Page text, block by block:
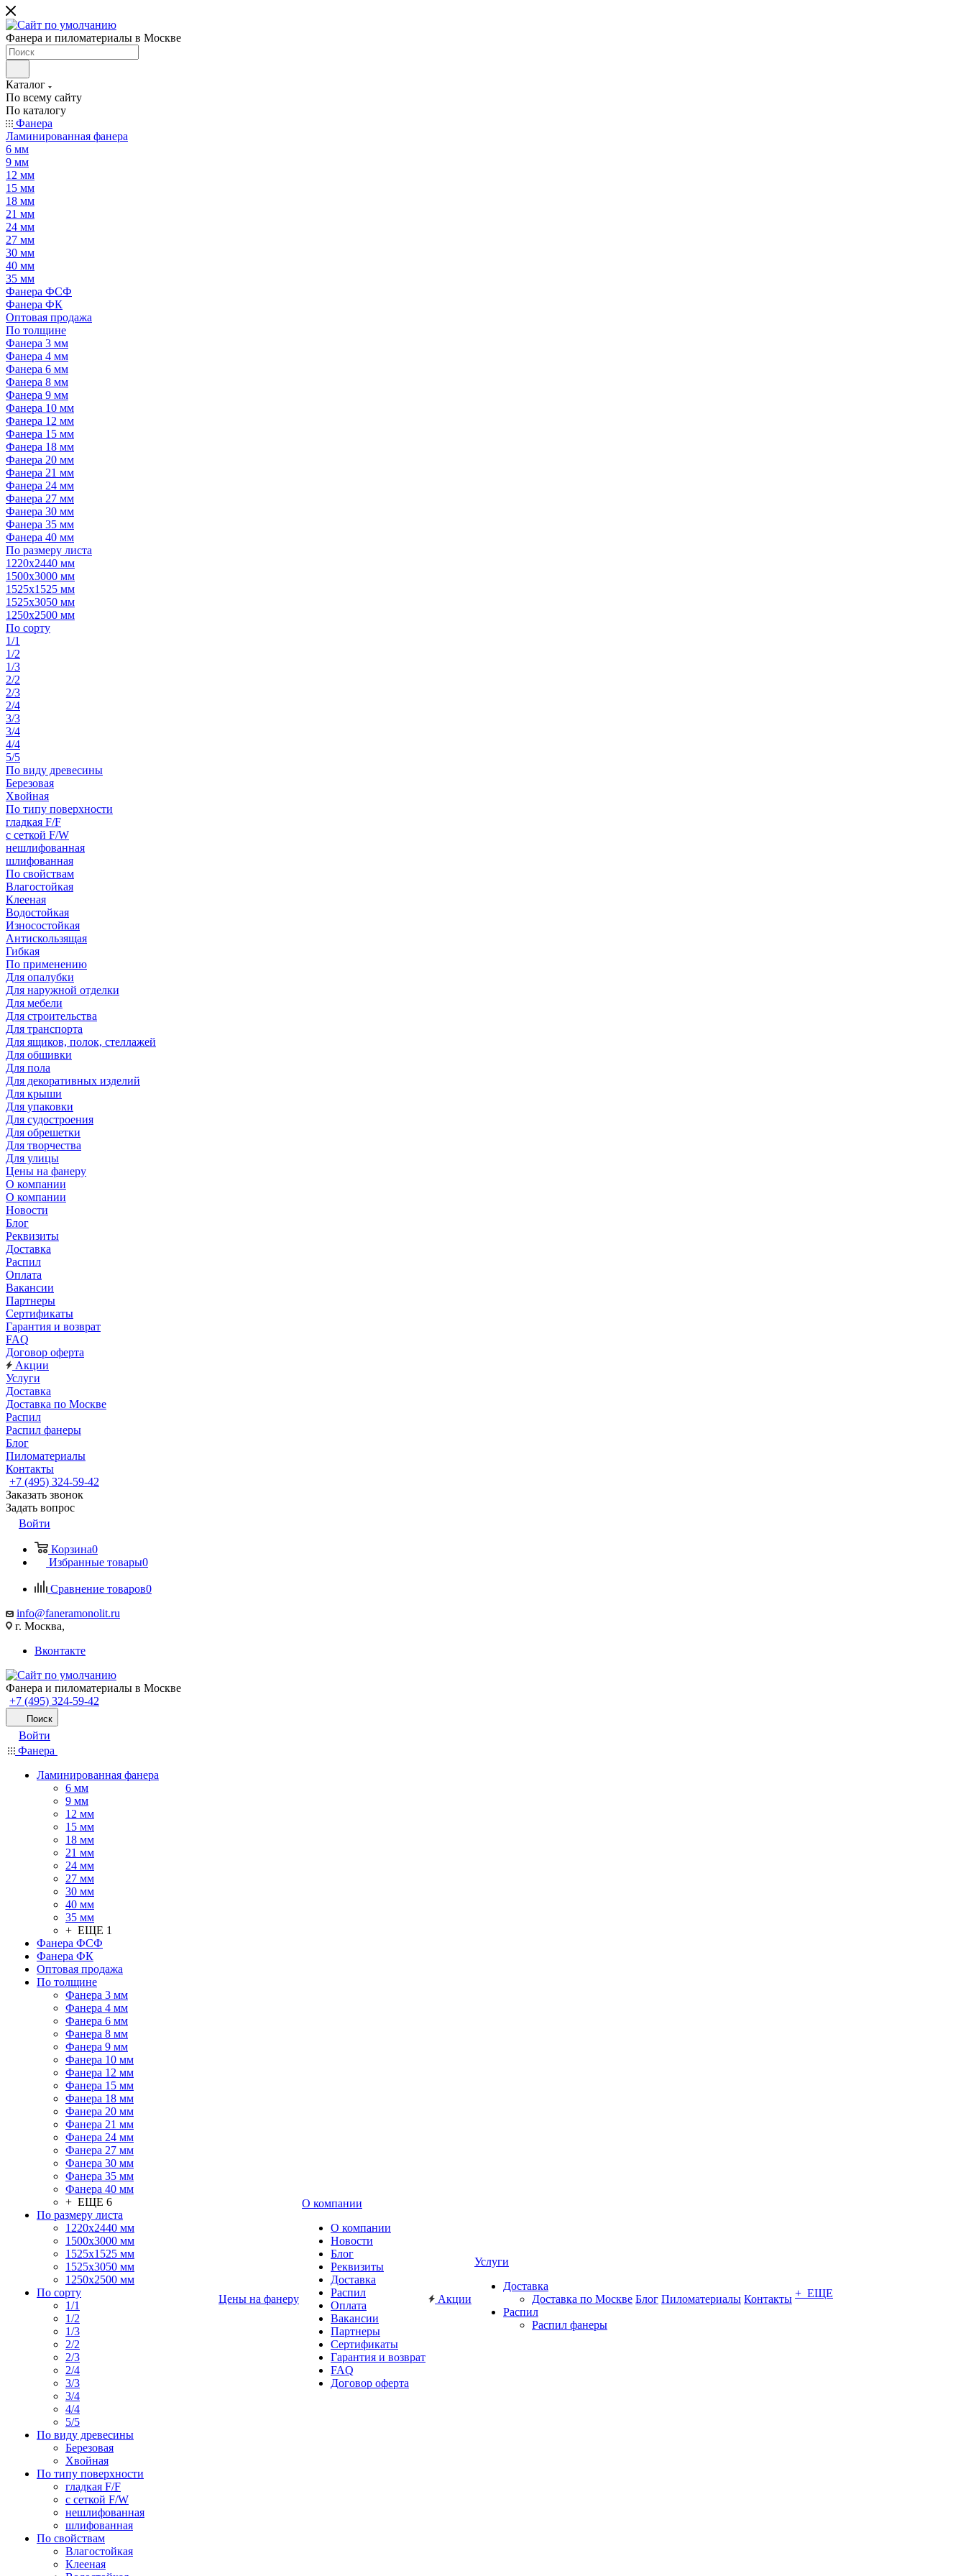
Фанера и пиломатериалы в Москве
Каталог
По всему сайту
По каталогу
Фанера
Ламинированная фанера
6 мм
9 мм
12 мм
15 мм
18 мм
21 мм
24 мм
27 мм
30 мм
40 мм
35 мм
Фанера ФСФ
Фанера ФК
Оптовая продажа
По толщине
Фанера 3 мм
Фанера 4 мм
Фанера 6 мм
Фанера 8 мм
Фанера 9 мм
Фанера 10 мм
Фанера 12 мм
Фанера 15 мм
Фанера 18 мм
Фанера 20 мм
Фанера 21 мм
Фанера 24 мм
Фанера 27 мм
Фанера 30 мм
Фанера 35 мм
Фанера 40 мм
По размеру листа
1220х2440 мм
1500х3000 мм
1525x1525 мм
1525х3050 мм
1250х2500 мм
По сорту
1/1
1/2
1/3
2/2
2/3
2/4
3/3
3/4
4/4
5/5
По виду древесины
Березовая
Хвойная
По типу поверхности
гладкая F/F
с сеткой F/W
нешлифованная
шлифованная
По свойствам
Влагостойкая
Клееная
Водостойкая
Износостойкая
Антискользящая
Гибкая
По применению
Для опалубки
Для наружной отделки
Для мебели
Для строительства
Для транспорта
Для ящиков, полок, стеллажей
Для обшивки
Для пола
Для декоративных изделий
Для крыши
Для упаковки
Для судостроения
Для обрешетки
Для творчества
Для улицы
Цены на фанеру
О компании
О компании
Новости
Блог
Реквизиты
Доставка
Распил
Оплата
Вакансии
Партнеры
Сертификаты
Гарантия и возврат
FAQ
Договор оферта
Акции
Услуги
Доставка
Доставка по Москве
Распил
Распил фанеры
Блог
Пиломатериалы
Контакты
+7 (495) 324-59-42
Заказать звонок
Задать вопрос
Войти
Корзина0
Избранные товары0
Сравнение товаров0
info@faneramonolit.ru
г. Москва,
Вконтакте
Фанера и пиломатериалы в Москве
+7 (495) 324-59-42
Поиск
Войти
Фанера
Ламинированная фанера
6 мм
9 мм
12 мм
15 мм
18 мм
21 мм
24 мм
27 мм
30 мм
40 мм
35 мм
+ ЕЩЕ 1
Фанера ФСФ
Фанера ФК
Оптовая продажа
По толщине
Фанера 3 мм
Фанера 4 мм
Фанера 6 мм
Фанера 8 мм
Фанера 9 мм
Фанера 10 мм
Фанера 12 мм
Фанера 15 мм
Фанера 18 мм
Фанера 20 мм
Фанера 21 мм
Фанера 24 мм
Фанера 27 мм
Фанера 30 мм
Фанера 35 мм
Фанера 40 мм
+ ЕЩЕ 6
По размеру листа
1220х2440 мм
1500х3000 мм
1525x1525 мм
1525х3050 мм
1250х2500 мм
По сорту
1/1
1/2
1/3
2/2
2/3
2/4
3/3
3/4
4/4
5/5
По виду древесины
Березовая
Хвойная
По типу поверхности
гладкая F/F
с сеткой F/W
нешлифованная
шлифованная
По свойствам
Влагостойкая
Клееная
Цены на фанеру
О компании
О компании
Новости
Блог
Реквизиты
Доставка
Распил
Оплата
Вакансии
Партнеры
Сертификаты
Гарантия и возврат
FAQ
Договор оферта
Акции
Услуги
Доставка
Доставка по Москве
Распил
Распил фанеры
Блог Пиломатериалы Контакты + ЕЩЕ